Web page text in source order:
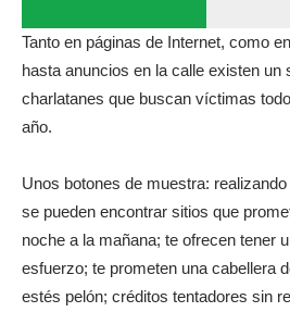
Tanto en páginas de Internet, como
hasta anuncios en la calle existen un
charlatanes que buscan víctimas
año.
Unos botones de muestra:
se pueden encontrar sitios que
noche a la mañana; te ofrecen tener
esfuerzo; te prometen una cabellera
estés pelón; créditos tentadores sin